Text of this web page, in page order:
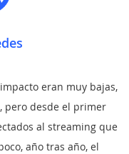
eran muy bajas,
pero desde el primer
al streaming que
año tras año, el